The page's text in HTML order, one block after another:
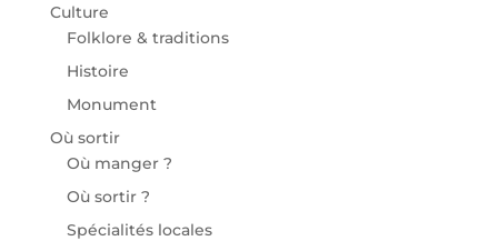
Culture
Folklore & traditions
Histoire
Monument
Où sortir
Où manger ?
Où sortir ?
Spécialités locales